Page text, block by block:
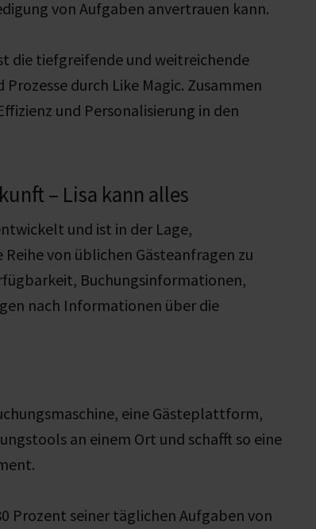
von Aufgaben anvertrauen kann.
die tiefgreifende und weitreichende
durch Like Magic. Zusammen
und Personalisierung in den
– Lisa kann alles
und ist in der Lage,
von üblichen Gästeanfragen zu
Buchungsinformationen,
nach Informationen über die
eine Gästeplattform,
an einem Ort und schafft so eine
Prozent seiner täglichen Aufgaben von